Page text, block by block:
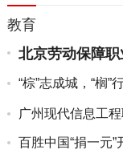
教育
北京劳动保障
双选会
“棕”志成城，“榈
广州现代信息工
百胜中国“捐一元